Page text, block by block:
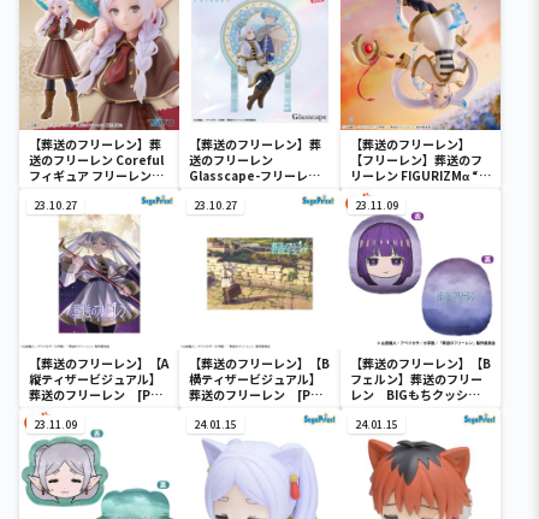
【葬送のフリーレン】葬
送のフリーレン Coreful
フィギュア フリーレン～
【葬送のフリーレン】葬
送のフリーレン
Glasscape-フリーレン
【葬送のフリーレン】
【フリーレン】葬送のフ
リーレン FIGURIZMα “フ
リーレン”～花舞～
23.10.27
【葬送のフリーレン】【A
縦ティザービジュアル】
葬送のフリーレン [PM]
アートクッションVol.1
23.10.27
【葬送のフリーレン】【B
横ティザービジュアル】
葬送のフリーレン [PM]
アートクッションVol.1
23.11.09
【葬送のフリーレン】【B
フェルン】葬送のフリー
レン BIGもちクッショ
23.11.09 24.01.15 24.01.15